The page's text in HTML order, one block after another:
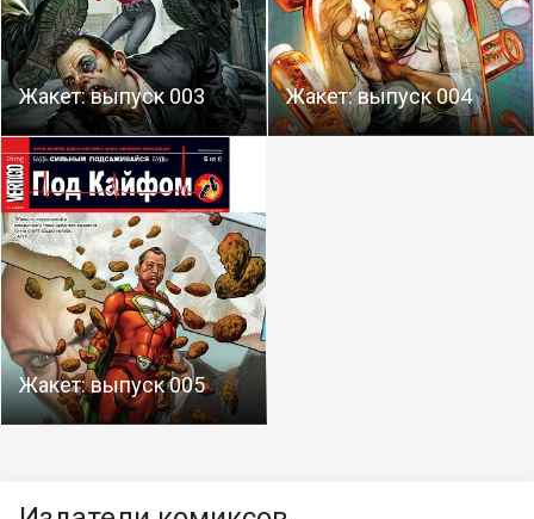
Жакет: выпуск 003 Жакет: выпуск 004
Жакет: выпуск 005